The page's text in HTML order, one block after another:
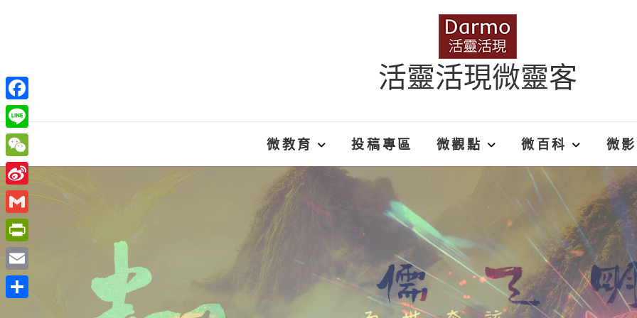
活靈活現微靈客
微教育 投稿專區 微觀點 微百科 微
F
a
c
e
b
o
o
k
L
i
n
e
W
e
C
h
a
t
S
i
n
a
W
G
m
a
P
r
i
E